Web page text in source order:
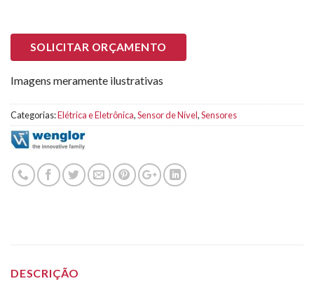
SOLICITAR ORÇAMENTO
Imagens meramente ilustrativas
Categorias:Elétrica e Eletrônica,Sensor de Nível,Sensores
DESCRIÇÃO